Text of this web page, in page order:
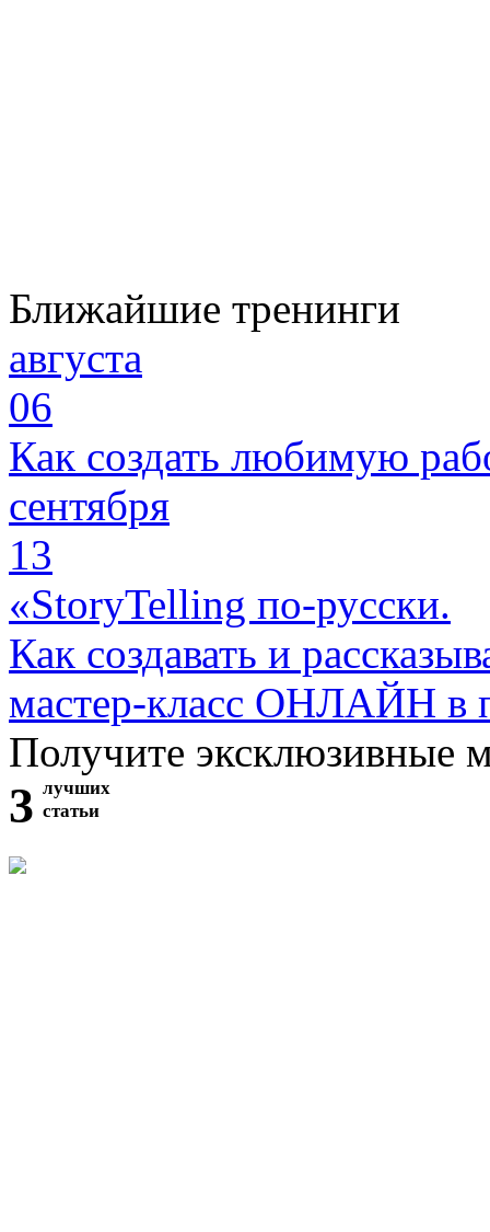
Ближайшие тренинги
августа
06
Как создать любимую
сентября
13
«StoryTelling по-русски.
Как создавать и
мастер-класс ОНЛАЙН в
Получите эксклюзивные
3 лучших
статьи